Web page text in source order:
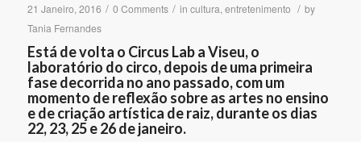
21 Janeiro, 2016 / 0 Comments / in cultura,entretenimento / by
Tania Fernandes
Está de volta o Circus Lab a Viseu, o
laboratório do circo, depois de uma primeira
fase decorrida no ano passado, com um
momento de reflexão sobre as artes no ensino
e de criação artística de raiz, durante os dias
22, 23, 25 e 26 de janeiro.